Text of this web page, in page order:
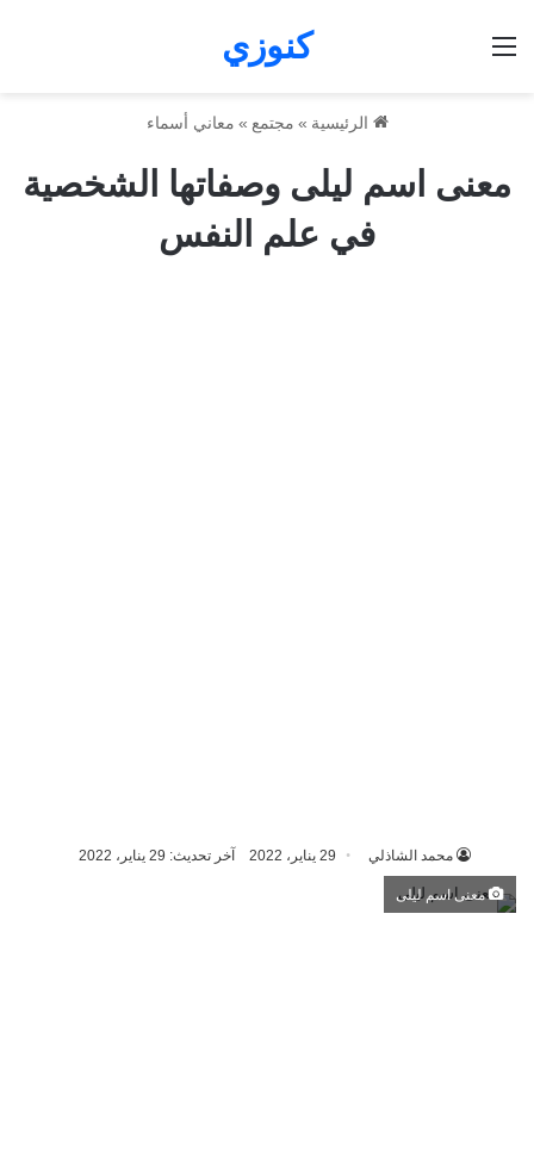
كنوزي
الرئيسية » مجتمع » معاني أسماء
معنى اسم ليلى وصفاتها الشخصية
في علم النفس
محمد الشاذلي 29 يناير، 2022 آخر تحديث: 29 يناير، 2022
معنى اسم ليلى